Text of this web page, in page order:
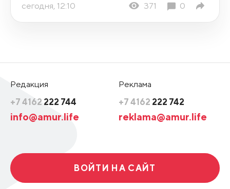
сегодня, 12:10 371 0
Редакция
+7 4162 222 744
info@amur.life
Реклама
+7 4162 222 742
reklama@amur.life
ВОЙТИ НА САЙТ